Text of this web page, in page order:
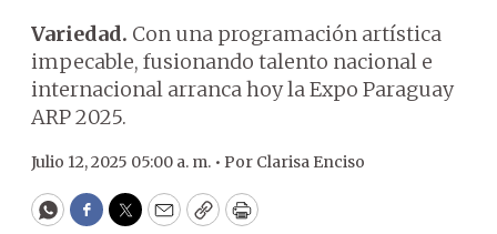
Variedad. Con una programación artística
impecable, fusionando talento nacional e
internacional arranca hoy la Expo Paraguay
ARP 2025.
Julio 12, 2025 05:00 a. m. • Por Clarisa Enciso
WhatsApp
Facebook
Twitter
EmailCopyPrint